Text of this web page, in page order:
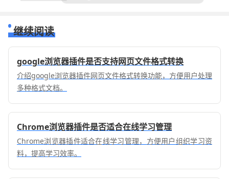
继续阅读
google浏览器插件是否支持网页文件格式转换
介绍google浏览器插件网页文件格式转换功能，方便用户处理
多种格式文档。
Chrome浏览器插件是否适合在线学习管理
Chrome浏览器插件适合在线学习管理，方便用户组织学习资
料，提高学习效率。